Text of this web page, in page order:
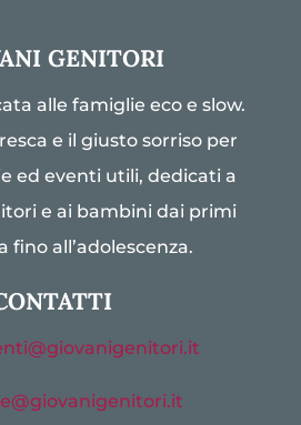
GENITORI
alle famiglie eco e slow.
e il giusto sorriso per
ed eventi utili, dedicati a
e ai bambini dai primi
fino all’adolescenza.